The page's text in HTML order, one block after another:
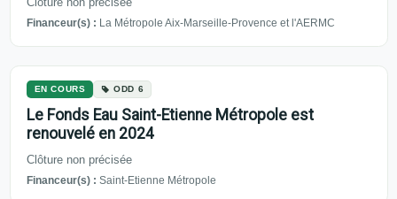
Financeur(s) : La Métropole Aix-Marseille-Provence et l'AERMC
EN COURS ODD 6
Le Fonds Eau Saint-Etienne Métropole est
renouvelé en 2024
Clôture non précisée
Financeur(s) : Saint-Etienne Métropole